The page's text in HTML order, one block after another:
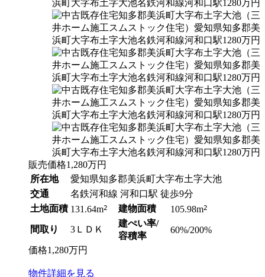
販売価格1,280万円
所在地
愛知県知多郡美浜町大字布土字大池
交通
名鉄河和線 河和口駅 徒歩9分
土地面積 131.64m2 建物面積 105.98m2
間取り 3ＬＤＫ
建ぺい率/
容積率
60%/200%
価格1,280万円
物件詳細を見る